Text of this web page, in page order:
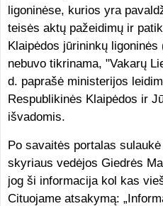
ligoninėse, kurios yra
teisės aktų pažeidimų ir
Klaipėdos jūrininkų
nebuvo tikrinama, "Vakarų
d. paprašė ministerijos
Respublikinės Klaipėdos ir
išvadomis.
Po savaitės portalas
skyriaus vedėjos Giedrės
jog ši informacija kol kas
Cituojame atsakymą: